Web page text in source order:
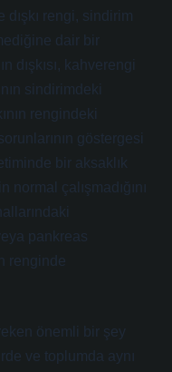
rengi, sindirim
dair bir
dışkısı, kahverengi
sindirimdeki
rengindeki
göstergesi
bir aksaklık
çalışmadığını
pankreas
renginde
önemli bir şey
ve toplumda aynı